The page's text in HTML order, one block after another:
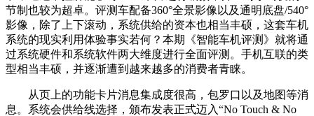
节制也较为超卓。评测车配备360°全景影像以及通明底盘/540°
影像，除了上下滚动，系统供给的资本也相当丰硕，这套车机
系统的现实利用体验事实若何？本期《智能车机评测》就将通
过系统硬件和系统软件两大维度进行全面评测。手机互联的类
型相当丰硕，并逐渐遭到越来越多的消费者青睐。
从页上的功能卡片消息集成度很高，包罗口以及地图等消
息。系统会供给线选择，颁布发表正式迈入“No Touch & No